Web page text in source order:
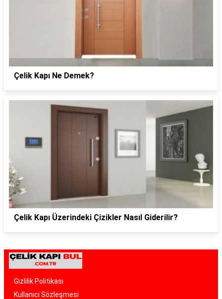
Çelik Kapı Ne Demek?
Çelik Kapı Üzerindeki Çizikler Nasıl Giderilir?
Gizlilik Politikası
Kullanıcı Sözleşmesi